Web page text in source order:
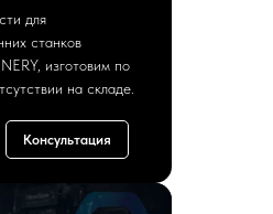
для
станков
изготовим по
на складе.
Консультация